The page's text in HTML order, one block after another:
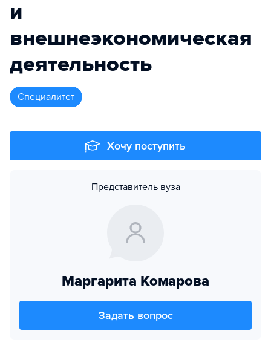
и
внешнеэкономическая
деятельность
специалитет
Хочу поступить
Представитель вуза
Маргарита Комарова
Задать вопрос